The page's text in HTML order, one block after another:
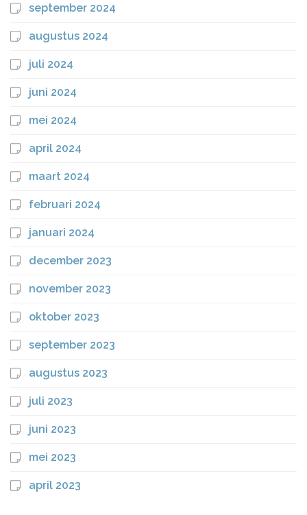
september 2024
augustus 2024
juli 2024
juni 2024
mei 2024
april 2024
maart 2024
februari 2024
januari 2024
december 2023
november 2023
oktober 2023
september 2023
augustus 2023
juli 2023
juni 2023
mei 2023
april 2023